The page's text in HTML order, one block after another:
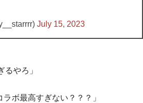
July 15, 2023
るやろ」
ラボ最高すぎない？？？」